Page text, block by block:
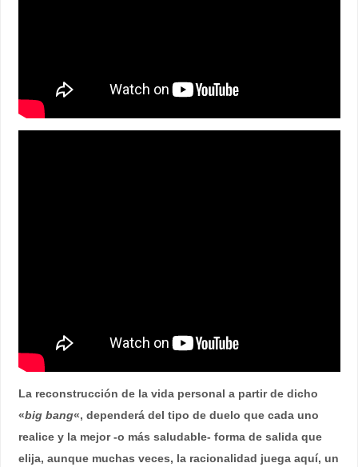
La reconstrucción de la vida personal a partir de dicho
«big bang«, dependerá del tipo de duelo que cada uno
realice y la mejor -o más saludable- forma de salida que
elija, aunque muchas veces, la racionalidad juega aquí, un